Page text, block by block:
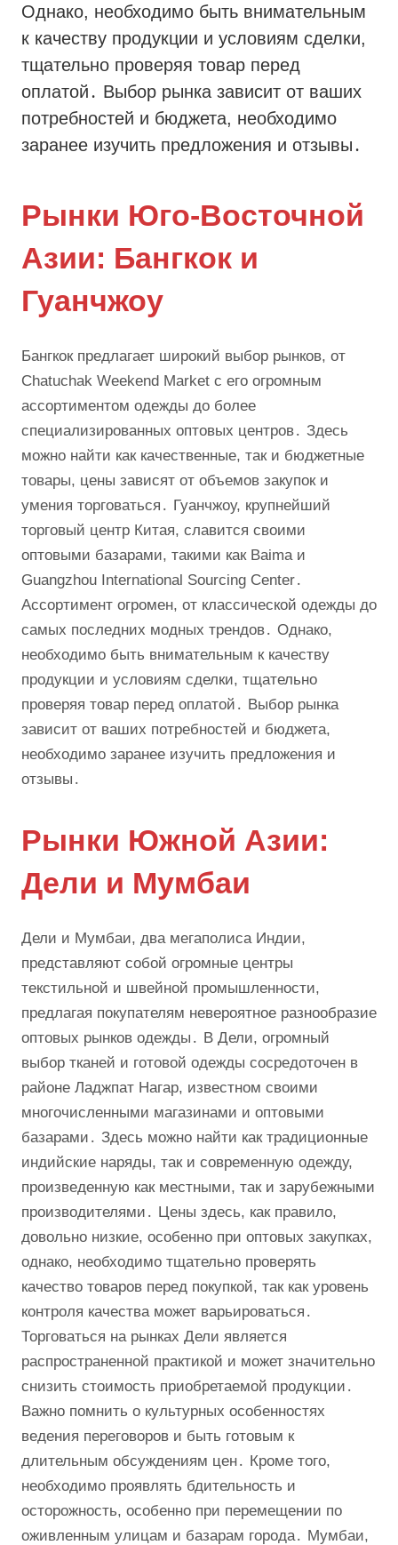
Однако, необходимо быть внимательным
к качеству продукции и условиям сделки,
тщательно проверяя товар перед
оплатой․ Выбор рынка зависит от ваших
потребностей и бюджета, необходимо
заранее изучить предложения и отзывы․
Рынки Юго-Восточной
Азии: Бангкок и
Гуанчжоу
Бангкок предлагает широкий выбор рынков, от
Chatuchak Weekend Market с его огромным
ассортиментом одежды до более
специализированных оптовых центров․ Здесь
можно найти как качественные, так и бюджетные
товары, цены зависят от объемов закупок и
умения торговаться․ Гуанчжоу, крупнейший
торговый центр Китая, славится своими
оптовыми базарами, такими как Baima и
Guangzhou International Sourcing Center․
Ассортимент огромен, от классической одежды до
самых последних модных трендов․ Однако,
необходимо быть внимательным к качеству
продукции и условиям сделки, тщательно
проверяя товар перед оплатой․ Выбор рынка
зависит от ваших потребностей и бюджета,
необходимо заранее изучить предложения и
отзывы․
Рынки Южной Азии:
Дели и Мумбаи
Дели и Мумбаи, два мегаполиса Индии,
представляют собой огромные центры
текстильной и швейной промышленности,
предлагая покупателям невероятное разнообразие
оптовых рынков одежды․ В Дели, огромный
выбор тканей и готовой одежды сосредоточен в
районе Ладжпат Нагар, известном своими
многочисленными магазинами и оптовыми
базарами․ Здесь можно найти как традиционные
индийские наряды, так и современную одежду,
произведенную как местными, так и зарубежными
производителями․ Цены здесь, как правило,
довольно низкие, особенно при оптовых закупках,
однако, необходимо тщательно проверять
качество товаров перед покупкой, так как уровень
контроля качества может варьироваться․
Торговаться на рынках Дели является
распространенной практикой и может значительно
снизить стоимость приобретаемой продукции․
Важно помнить о культурных особенностях
ведения переговоров и быть готовым к
длительным обсуждениям цен․ Кроме того,
необходимо проявлять бдительность и
осторожность, особенно при перемещении по
оживленным улицам и базарам города․ Мумбаи,